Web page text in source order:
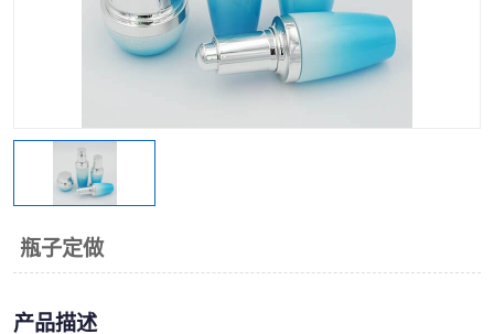
瓶子定做
产品描述